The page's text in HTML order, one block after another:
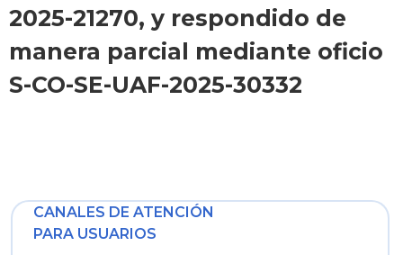
2025-21270, y respondido de
manera parcial mediante oficio
S-CO-SE-UAF-2025-30332
CANALES DE ATENCIÓN
PARA USUARIOS